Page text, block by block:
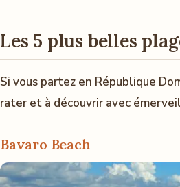
Les 5 plus belles
Si vous partez en République
rater et à découvrir avec
Bavaro Beach